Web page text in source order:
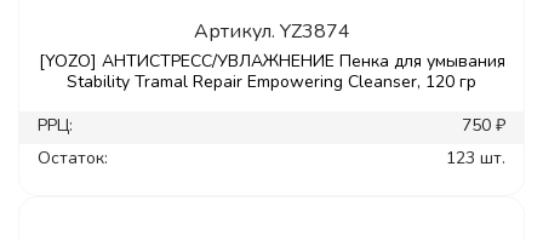
Артикул. YZ3874
[YOZO] АНТИСТРЕСС/УВЛАЖНЕНИЕ Пенка для умывания
Stability Tramal Repair Empowering Cleanser, 120 гр
РРЦ:
750 ₽
Остаток:
123 шт.